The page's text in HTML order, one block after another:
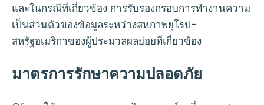
และในกรณีที่เกี่ยวข้อง การรับรองกรอบการทำงานความ
เป็นส่วนตัวของข้อมูลระหว่างสหภาพยุโรป-
สหรัฐอเมริกาของผู้ประมวลผลย่อยที่เกี่ยวข้อง
มาตรการรักษาความปลอดภัย